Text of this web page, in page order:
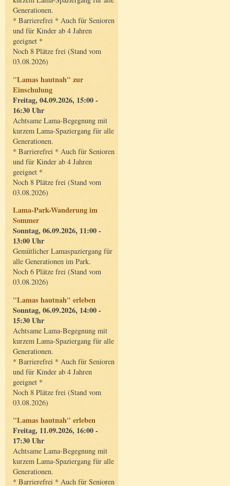
Generationen.
* Barrierefrei * Auch für Senioren
und für Kinder ab 4 Jahren
geeignet *
Noch 8 Plätze frei (Stand vom
03.08.2026)
"Lamas hautnah" zur
Einschulung
Freitag, 04.09.2026, 15:00 -
16:30 Uhr
Achtsame Lama-Begegnung mit
kurzem Lama-Spaziergang für alle
Generationen.
* Barrierefrei * Auch für Senioren
und für Kinder ab 4 Jahren
geeignet *
Noch 8 Plätze frei (Stand vom
03.08.2026)
Lama-Park-Wanderung im
Sommer
Sonntag, 06.09.2026, 11:00 -
13:00 Uhr
Gemütlicher Lamaspaziergang für
alle Generationen im Park.
Noch 6 Plätze frei (Stand vom
03.08.2026)
"Lamas hautnah" erleben
Sonntag, 06.09.2026, 14:00 -
15:30 Uhr
Achtsame Lama-Begegnung mit
kurzem Lama-Spaziergang für alle
Generationen.
* Barrierefrei * Auch für Senioren
und für Kinder ab 4 Jahren
geeignet *
Noch 8 Plätze frei (Stand vom
03.08.2026)
"Lamas hautnah" erleben
Freitag, 11.09.2026, 16:00 -
17:30 Uhr
Achtsame Lama-Begegnung mit
kurzem Lama-Spaziergang für alle
Generationen.
* Barrierefrei * Auch für Senioren